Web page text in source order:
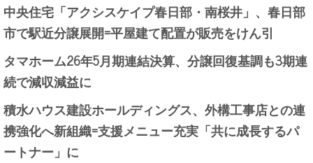
中央住宅「アクシスケイプ春日部・南桜井」、春日部
市で駅近分譲展開=平屋建て配置が販売をけん引
タマホーム26年5月期連結決算、分譲回復基調も3期連
続で減収減益に
積水ハウス建設ホールディングス、外構工事店との連
携強化へ新組織=支援メニュー充実「共に成長するパ
ートナー」に